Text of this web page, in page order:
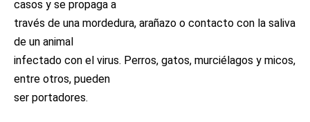
casos y se propaga a
través de una mordedura, arañazo o contacto con la saliva
de un animal
infectado con el virus. Perros, gatos, murciélagos y micos,
entre otros, pueden
ser portadores.